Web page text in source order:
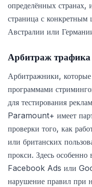
определённых странах,
страница с конкретным
Австралии или
Арбитраж
Арбитражники,
программами
для тестирования
Paramount+ имеет
проверки того, как
или британских
прокси. Здесь
Facebook Ads или
нарушение правил при